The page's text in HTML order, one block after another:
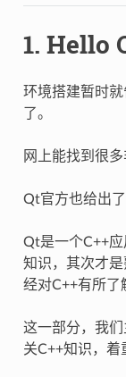
1. Hello
环境搭建暂时
了。
网上能找到很
Qt官方也给出
Qt是一个C++
知识，其次才
经对C++有所了
这一部分，我
关C++知识，着